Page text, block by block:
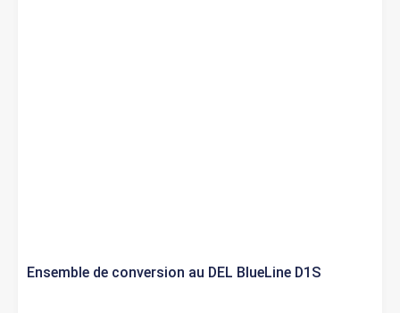
Ensemble de conversion au DEL BlueLine D1S